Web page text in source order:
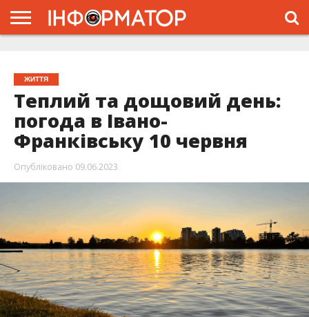
ЖИТТЯ
Теплий та дощовий день:
погода в Івано-
Франківську 10 червня
Опубліковано 09.06.2023